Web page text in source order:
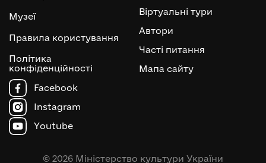
Музеї
Правила користування
Політика
конфіденційності
Віртуальні тури
Автори
Часті питання
Мапа сайту
Facebook
Instagram
Youtube
© 2026 Міністерство культури України